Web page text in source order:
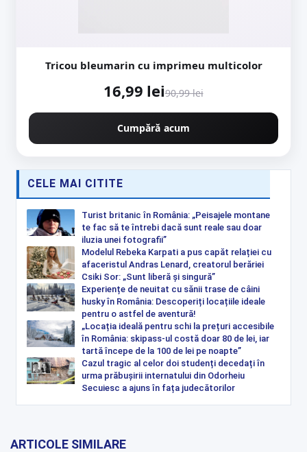
Tricou bleumarin cu imprimeu multicolor
16,99 lei90,99 lei
Cumpără acum
CELE MAI CITITE
Turist britanic în România: „Peisajele montane
te fac să te întrebi dacă sunt reale sau doar
iluzia unei fotografii”
Modelul Rebeka Karpati a pus capăt relației cu
afaceristul Andras Lenard, creatorul berăriei
Csiki Sor: „Sunt liberă și singură”
Experiențe de neuitat cu sănii trase de câini
husky în România: Descoperiți locațiile ideale
pentru o astfel de aventură!
„Locația ideală pentru schi la prețuri accesibile
în România: skipass-ul costă doar 80 de lei, iar
tartă începe de la 100 de lei pe noapte”
Cazul tragic al celor doi studenți decedați în
urma prăbușirii internatului din Odorheiu
Secuiesc a ajuns în fața judecătorilor
ARTICOLE SIMILARE